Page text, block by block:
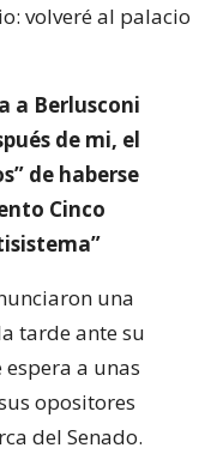
volveré al palacio
a Berlusconi
de mi, el
de haberse
Cinco
una
tarde ante su
espera a unas
opositores
del Senado.